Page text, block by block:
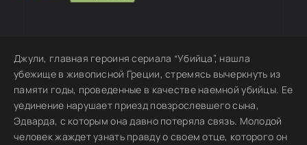
Джули, главная героиня сериала “Убийца”, нашла
убежище в живописной Греции, стремясь вычеркнуть из
памяти годы, проведенные в качестве наемной убийцы. Ее
уединение нарушает приезд повзрослевшего сына,
Эдварда, с которым она давно потеряла связь. Молодой
человек жаждет узнать правду о своем отце, которого он